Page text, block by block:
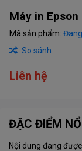
Máy in Epson
Mã sản phẩm:
So sánh
Liên hệ
ĐẶC ĐIỂM
Nội dung đang